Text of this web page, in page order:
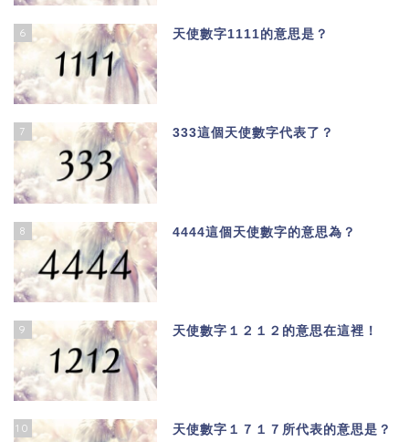
6 天使數字1111的意思是？
7 333這個天使數字代表了？
8 4444這個天使數字的意思為？
9 天使數字１２１２的意思在這裡！
10 天使數字１７１７所代表的意思是？